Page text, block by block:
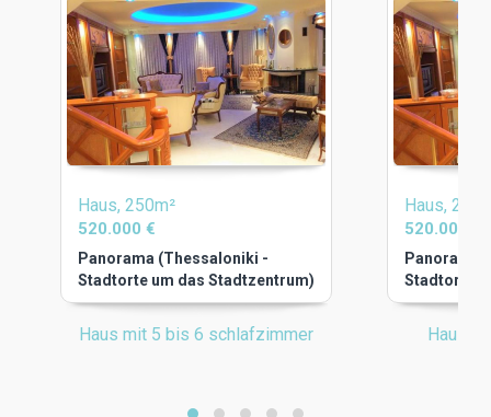
Haus, 250m²
520.000 €
Panorama (Thessaloniki -
Stadtorte um das Stadtzentrum)
Haus mit 5 bis 6 schlafzimmer
Haus,
520.000 €
Panorama
Stadtorte
Haus